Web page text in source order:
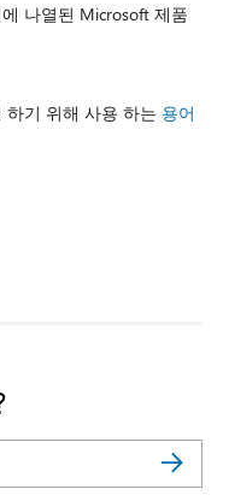
나열된 Microsoft 제품
기 위해 사용 하는 용어